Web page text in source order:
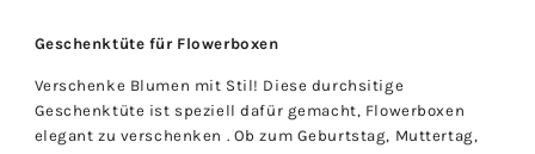
Geschenktüte für Flowerboxen
Verschenke Blumen mit Stil! Diese durchsitige
Geschenktüte ist speziell dafür gemacht, Flowerboxen
elegant zu verschenken . Ob zum Geburtstag, Muttertag,